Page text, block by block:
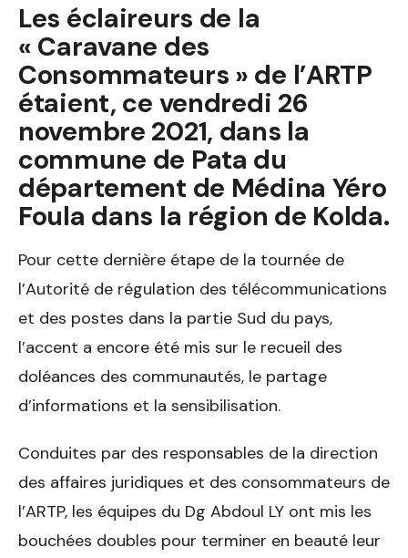
Les éclaireurs de la
« Caravane des
Consommateurs » de l’ARTP
étaient, ce vendredi 26
novembre 2021, dans la
commune de Pata du
département de Médina Yéro
Foula dans la région de Kolda.
Pour cette dernière étape de la tournée de
l’Autorité de régulation des télécommunications
et des postes dans la partie Sud du pays,
l’accent a encore été mis sur le recueil des
doléances des communautés, le partage
d’informations et la sensibilisation.
Conduites par des responsables de la direction
des affaires juridiques et des consommateurs de
l’ARTP, les équipes du Dg Abdoul LY ont mis les
bouchées doubles pour terminer en beauté leur